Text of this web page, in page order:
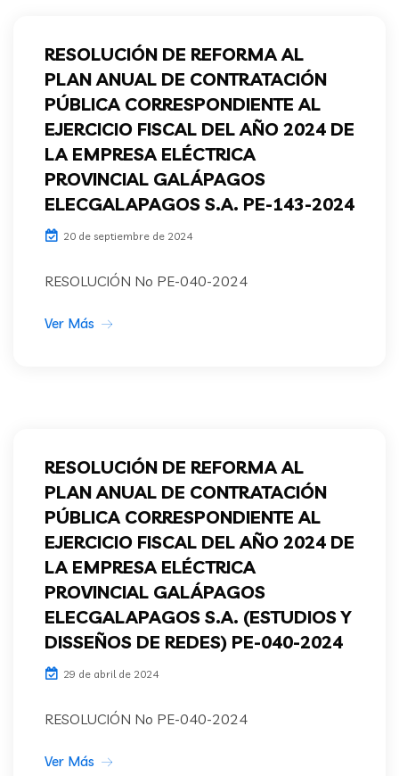
RESOLUCIÓN DE REFORMA AL
PLAN ANUAL DE CONTRATACIÓN
PÚBLICA CORRESPONDIENTE AL
EJERCICIO FISCAL DEL AÑO 2024 DE
LA EMPRESA ELÉCTRICA
PROVINCIAL GALÁPAGOS
ELECGALAPAGOS S.A. PE-143-2024
20 de septiembre de 2024
RESOLUCIÓN No PE-040-2024
Ver Más
RESOLUCIÓN DE REFORMA AL
PLAN ANUAL DE CONTRATACIÓN
PÚBLICA CORRESPONDIENTE AL
EJERCICIO FISCAL DEL AÑO 2024 DE
LA EMPRESA ELÉCTRICA
PROVINCIAL GALÁPAGOS
ELECGALAPAGOS S.A. (ESTUDIOS Y
DISSEÑOS DE REDES) PE-040-2024
29 de abril de 2024
RESOLUCIÓN No PE-040-2024
Ver Más